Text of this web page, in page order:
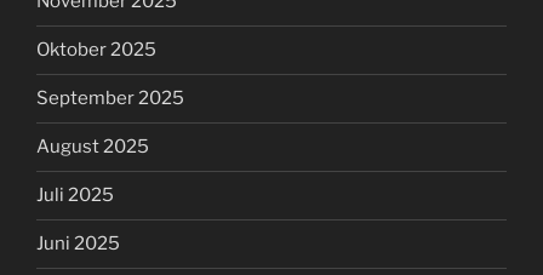
Oktober 2025
September 2025
August 2025
Juli 2025
Juni 2025